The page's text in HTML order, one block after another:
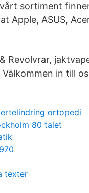
sortiment
Apple, ASUS,
Revolvrar,
in till
ortopedi
80 talet
texter